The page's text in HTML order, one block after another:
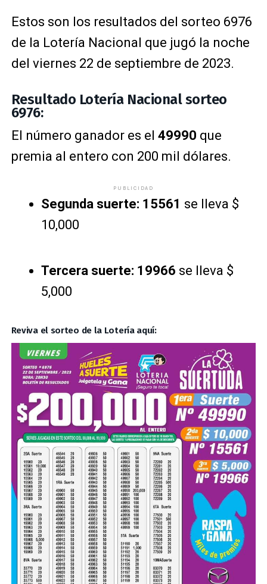
Estos son los resultados del sorteo 6976
de la Lotería Nacional que jugó la noche
del viernes 22 de septiembre de 2023.
Resultado Lotería Nacional sorteo
6976:
El número ganador es el 49990 que
premia al entero con 200 mil dólares.
PUBLICIDAD
Segunda suerte: 15561 se lleva $
10,000
Tercera suerte: 19966 se lleva $
5,000
Reviva el sorteo de la Lotería aquí: